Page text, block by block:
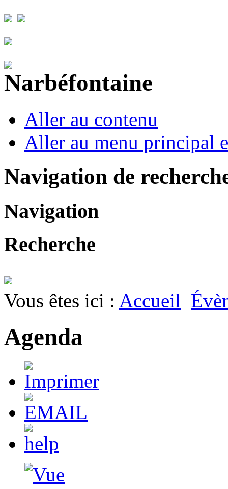
Aller au contenu
Aller au menu principal
Navigation de
Navigation
Recherche
Vous êtes ici : Accueil
Agenda